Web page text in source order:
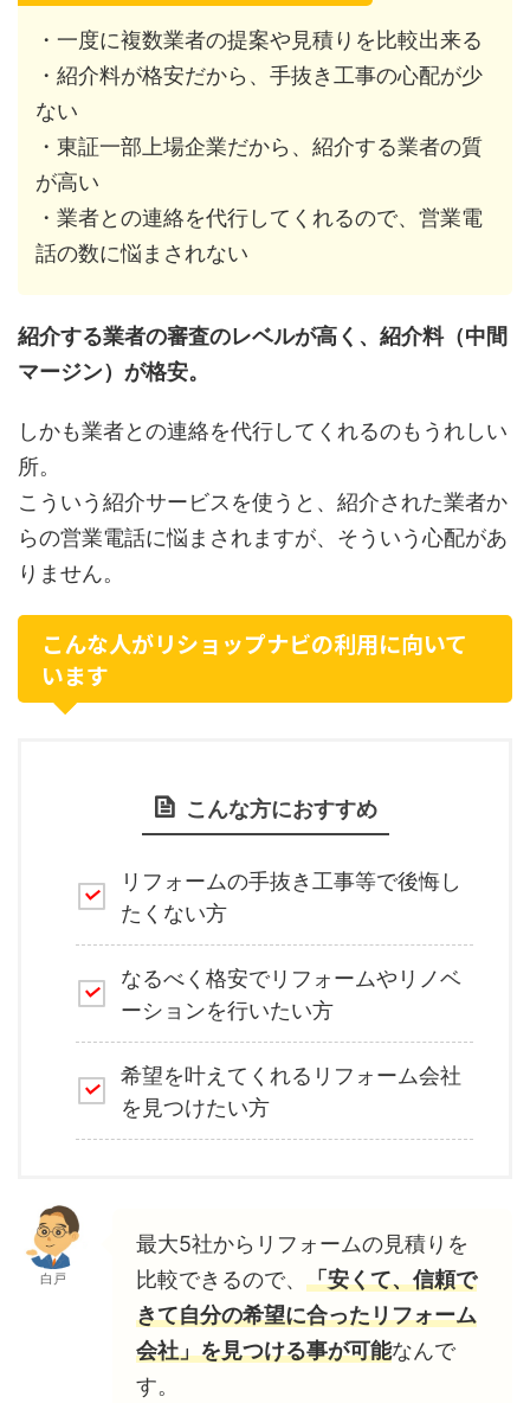
・一度に複数業者の提案や見積りを比較出来る
・紹介料が格安だから、手抜き工事の心配が少
ない
・東証一部上場企業だから、紹介する業者の質
が高い
・業者との連絡を代行してくれるので、営業電
話の数に悩まされない
紹介する業者の審査のレベルが高く、紹介料（中間
マージン）が格安。
しかも業者との連絡を代行してくれるのもうれしい
所。
こういう紹介サービスを使うと、紹介された業者か
らの営業電話に悩まされますが、そういう心配があ
りません。
こんな人がリショップナビの利用に向いて
います
こんな方におすすめ
リフォームの手抜き工事等で後悔し
たくない方
なるべく格安でリフォームやリノベ
ーションを行いたい方
希望を叶えてくれるリフォーム会社
を見つけたい方
白戸
最大5社からリフォームの見積りを
比較できるので、 「安くて、信頼で
きて自分の希望に合ったリフォーム
会社」を見つける事が可能なんで
す。